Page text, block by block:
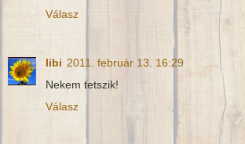
Válasz
libi 2011. február 13. 16:29
Nekem tetszik!
Válasz